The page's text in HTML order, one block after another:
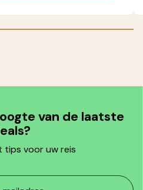
van de laatste
tips voor uw reis